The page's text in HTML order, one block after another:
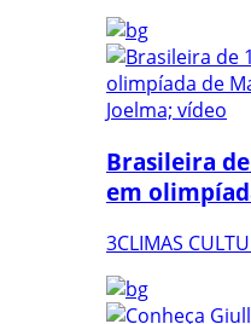
Brasileira
em
3CLIMAS